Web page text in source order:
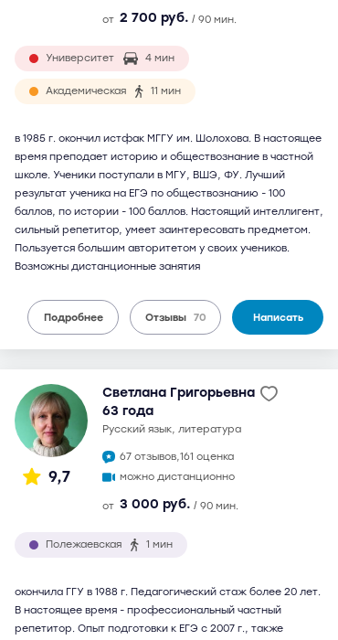
от 2 700 руб. / 90 мин.
Университет 4 мин
Академическая 11 мин
в 1985 г. окончил истфак МГГУ им. Шолохова. В настоящее
время преподает историю и обществознание в частной
школе. Ученики поступали в МГУ, ВШЭ, ФУ. Лучший
результат ученика на ЕГЭ по обществознанию - 100
баллов, по истории - 100 баллов. Настоящий интеллигент,
сильный репетитор, умеет заинтересовать предметом.
Пользуется большим авторитетом у своих учеников.
Возможны дистанционные занятия
Подробнее Отзывы 70 Написать
9,7
Светлана Григорьевна
63 года
русский язык, литература
67 отзывов,161 оценка
можно дистанционно
от 3 000 руб. / 90 мин.
Полежаевская 1 мин
окончила ГГУ в 1988 г. Педагогический стаж более 20 лет.
В настоящее время - профессиональный частный
репетитор. Опыт подготовки к ЕГЭ с 2007 г., также